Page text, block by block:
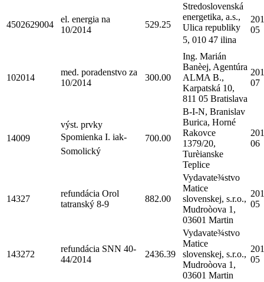
4502629004
el. energia na
10/2014
529.25
Stredoslovenská
energetika, a.s.,
Ulica republiky
5, 010 47 ilina
05
102014
med. poradenstvo za
10/2014
300.00
Ing. Marián
Banèej, Agentúra
ALMA B.,
Karpatská 10,
811 05 Bratislava
07
14009
výst. prvky
Spomienka I. iak-
Somolický
700.00
B-I-N, Branislav
Burica, Horné
Rakovce
1379/20,
Turèianske
Teplice
06
14327
refundácia Orol
tatranský 8-9
882.00
Vydavate¾stvo
Matice
slovenskej, s.r.o.,
Mudroòova 1,
03601 Martin
05
143272
refundácia SNN 40-
44/2014
2436.39
Vydavate¾stvo
Matice
slovenskej, s.r.o.,
Mudroòova 1,
03601 Martin
05